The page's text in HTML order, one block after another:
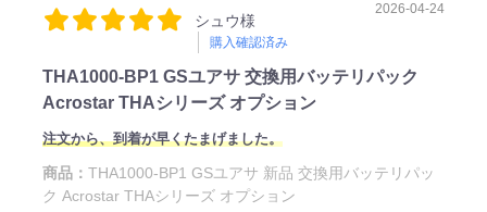
シュウ様
購入確認済み
2026-04-24
THA1000-BP1 GSユアサ 交換用バッテリパック
Acrostar THAシリーズ オプション
注文から、到着が早くたまげました。
商品： THA1000-BP1 GSユアサ 新品 交換用バッテリパッ
ク Acrostar THAシリーズ オプション